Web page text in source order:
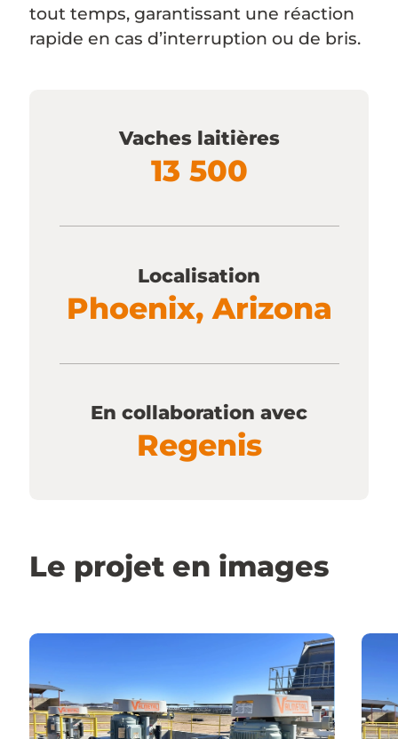
tout temps, garantissant une réaction
rapide en cas d’interruption ou de bris.
Vaches laitières
13 500
Localisation
Phoenix, Arizona
En collaboration avec
Regenis
Le projet en images